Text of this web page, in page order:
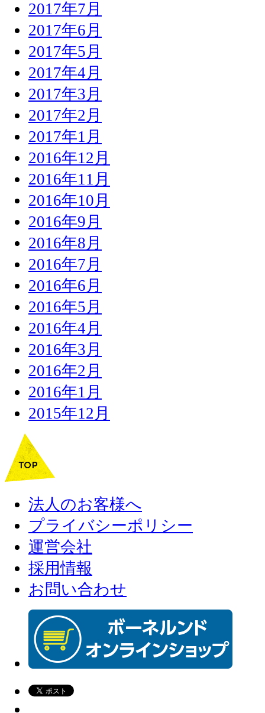
2017年7月
2017年6月
2017年5月
2017年4月
2017年3月
2017年2月
2017年1月
2016年12月
2016年11月
2016年10月
2016年9月
2016年8月
2016年7月
2016年6月
2016年5月
2016年4月
2016年3月
2016年2月
2016年1月
2015年12月
法人のお客様へ
プライバシーポリシー
運営会社
採用情報
お問い合わせ